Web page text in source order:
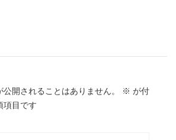
公開されることはありません。 ※ が付
項目です